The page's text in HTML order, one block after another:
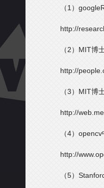
（1）
http://
（2）MIT博
http://
（3）MIT博
http://
（4）opencv
http://
（5）